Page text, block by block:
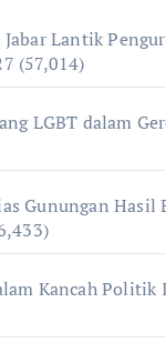
Lantik
(57,014)
LGBT dalam
Gunungan Hasil
Kancah Politik